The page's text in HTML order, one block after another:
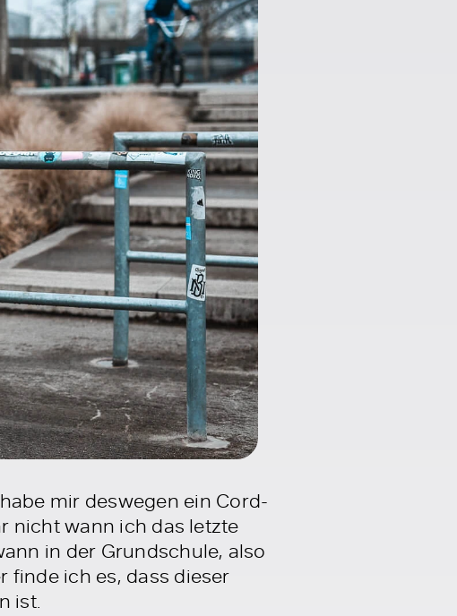
mir deswegen ein Cord-
nicht wann ich das letzte
in der Grundschule, also
finde ich es, dass dieser
ist.